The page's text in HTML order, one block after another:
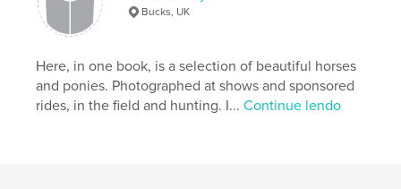
Bucks, UK
Here, in one book, is a selection of beautiful horses
and ponies. Photographed at shows and sponsored
rides, in the field and hunting. I...Continue lendo